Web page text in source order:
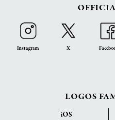
Instagram X
LOGOS
iOS